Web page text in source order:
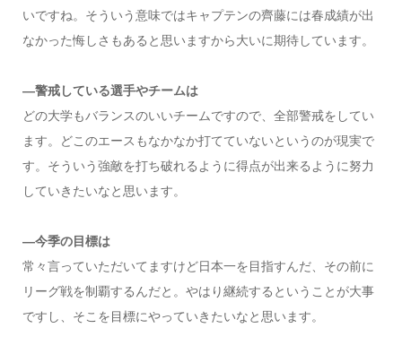
いですね。そういう意味ではキャプテンの齊藤には春成績が出
なかった悔しさもあると思いますから大いに期待しています。
―警戒している選手やチームは
どの大学もバランスのいいチームですので、全部警戒をしてい
ます。どこのエースもなかなか打てていないというのが現実で
す。そういう強敵を打ち破れるように得点が出来るように努力
していきたいなと思います。
―今季の目標は
常々言っていただいてますけど日本一を目指すんだ、その前に
リーグ戦を制覇するんだと。やはり継続するということが大事
ですし、そこを目標にやっていきたいなと思います。